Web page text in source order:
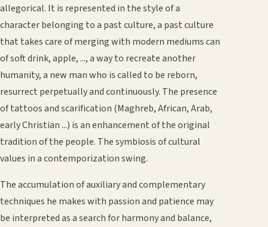
allegorical. It is represented in the style of a
character belonging to a past culture, a past culture
that takes care of merging with modern mediums can
of soft drink, apple, ..., a way to recreate another
humanity, a new man who is called to be reborn,
resurrect perpetually and continuously. The presence
of tattoos and scarification (Maghreb, African, Arab,
early Christian ...) is an enhancement of the original
tradition of the people. The symbiosis of cultural
values in a contemporization swing.
The accumulation of auxiliary and complementary
techniques he makes with passion and patience may
be interpreted as a search for harmony and balance,